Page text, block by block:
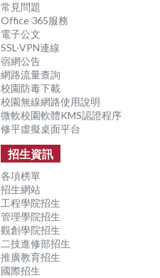
常見問題
Office 365服務
電子公文
SSL-VPN連線
宿網公告
網路流量查詢
校園防毒下載
校園無線網路使用說明
微軟校園軟體KMS認證程序
修平虛擬桌面平台
招生資訊
各項榜單
招生網站
工程學院招生
管理學院招生
觀創學院招生
二技進修部招生
推廣教育招生
國際招生